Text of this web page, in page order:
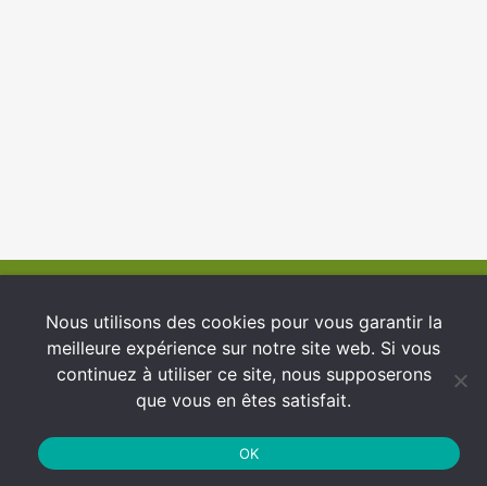
Nous utilisons des cookies pour vous garantir la
meilleure expérience sur notre site web. Si vous
continuez à utiliser ce site, nous supposerons
que vous en êtes satisfait.
OK
Conditions générales d’utilisation
Protection des Données